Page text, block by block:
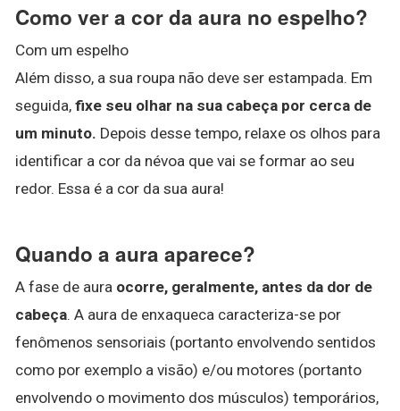
Como ver a cor da aura no espelho?
Com um espelho
Além disso, a sua roupa não deve ser estampada. Em
seguida, fixe seu olhar na sua cabeça por cerca de
um minuto. Depois desse tempo, relaxe os olhos para
identificar a cor da névoa que vai se formar ao seu
redor. Essa é a cor da sua aura!
Quando a aura aparece?
A fase de aura ocorre, geralmente, antes da dor de
cabeça. A aura de enxaqueca caracteriza-se por
fenômenos sensoriais (portanto envolvendo sentidos
como por exemplo a visão) e/ou motores (portanto
envolvendo o movimento dos músculos) temporários,